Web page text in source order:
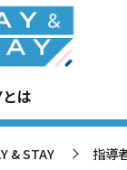
は
& STAY >
指導